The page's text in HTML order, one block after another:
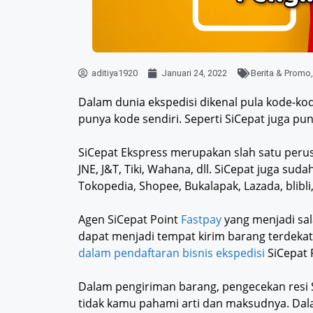
aditiya1920 Januari 24, 2022 Berita & Promo
Dalam dunia ekspedisi dikenal pula kode-
punya kode sendiri. Seperti SiCepat juga
SiCepat Ekspress merupakan slah satu
JNE, J&T, Tiki, Wahana, dll. SiCepat juga
Tokopedia, Shopee, Bukalapak, Lazada,
Agen SiCepat Point Fastpayyang menjadi
dapat menjadi tempat kirim barang
dalam pendaftaran bisnis ekspedisi SiCepat
Dalam pengiriman barang, pengecekan
tidak kamu pahami arti dan maksudnya.